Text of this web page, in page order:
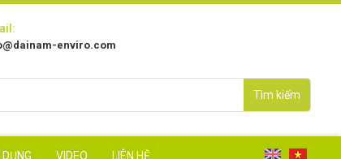
enviro.com
Tìm kiếm
VIDEO LIÊN HỆ